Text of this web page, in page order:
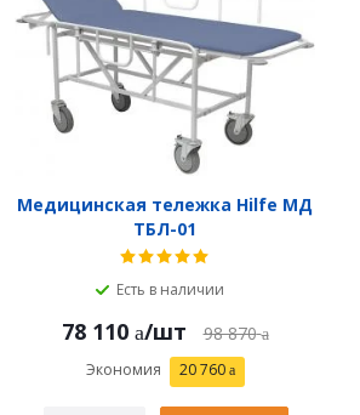
Медицинская тележка Hilfe МД
ТБЛ-01
Есть в наличии
78 110 /шт 98 870
Экономия 20 760